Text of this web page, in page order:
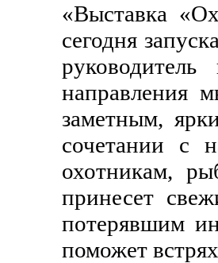
«Выставка
сегодня
направления
заметным,
сочетании с
охотникам,
принесет
потерявшим
поможет